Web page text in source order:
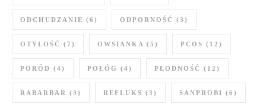
ODCHUDZANIE (6) ODPORNOŚĆ (3)
OTYŁOŚĆ (7) OWSIANKA (5) PCOS (12)
PORÓD (4) POŁÓG (4) PŁODNOŚĆ (12)
RABARBAR (3) REFLUKS (3) SANPROBI (6)